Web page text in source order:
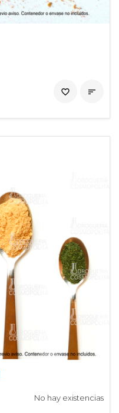

favorite_border
No hay existencias